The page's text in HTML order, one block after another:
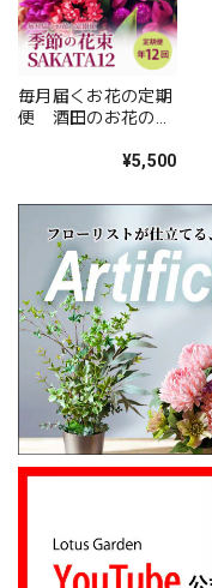
した。 また、
こと、そして
派」とお褒め
た。 配送に
よりです。
のご利用を
姉の誕生日に花束を
伝えたところ、レア
プでハイセンスな華
姉も大変喜んでくれ
す。 安心してお願い
大変嬉しいレ
姉さんも喜
毎月届くお花の定期
便 酒田のお花の季
束SAKATA12」¥5,500